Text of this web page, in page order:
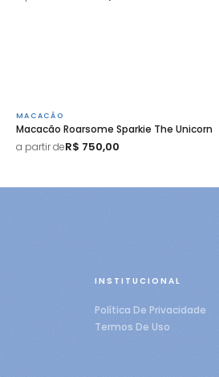
MACACÃO
Macacão Roarsome Sparkie The Unicorn
a partir deR$ 750,00
INSTITUCIONAL
Política De Privacidade
Termos De Uso